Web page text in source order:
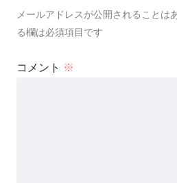
メールアドレスが公開されることは
る欄は必須項目です
コメント ※